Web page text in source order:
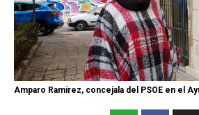
Amparo Ramírez, concejala del PSOE en el